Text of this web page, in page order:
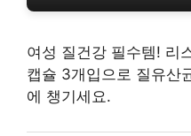
여성 질건강 필수템! 리
캡슐 3개입으로 질유산
에 챙기세요.